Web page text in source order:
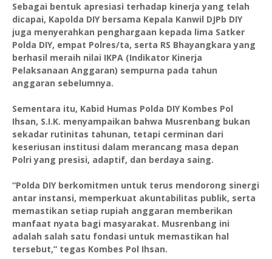
Sebagai bentuk apresiasi terhadap kinerja yang telah
dicapai, Kapolda DIY bersama Kepala Kanwil DJPb DIY
juga menyerahkan penghargaan kepada lima Satker
Polda DIY, empat Polres/ta, serta RS Bhayangkara yang
berhasil meraih nilai IKPA (Indikator Kinerja
Pelaksanaan Anggaran) sempurna pada tahun
anggaran sebelumnya.
Sementara itu, Kabid Humas Polda DIY Kombes Pol
Ihsan, S.I.K. menyampaikan bahwa Musrenbang bukan
sekadar rutinitas tahunan, tetapi cerminan dari
keseriusan institusi dalam merancang masa depan
Polri yang presisi, adaptif, dan berdaya saing.
“Polda DIY berkomitmen untuk terus mendorong sinergi
antar instansi, memperkuat akuntabilitas publik, serta
memastikan setiap rupiah anggaran memberikan
manfaat nyata bagi masyarakat. Musrenbang ini
adalah salah satu fondasi untuk memastikan hal
tersebut,” tegas Kombes Pol Ihsan.